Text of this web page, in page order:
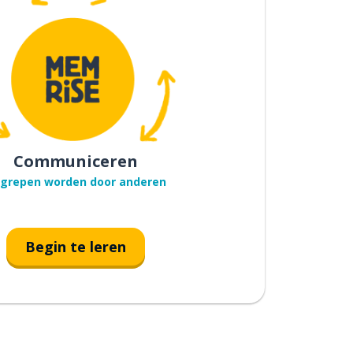
Communiceren
worden door anderen
Begin te leren